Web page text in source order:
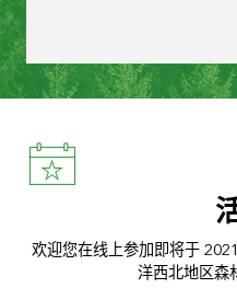
欢迎您在线上参加即将于
洋西北地区森